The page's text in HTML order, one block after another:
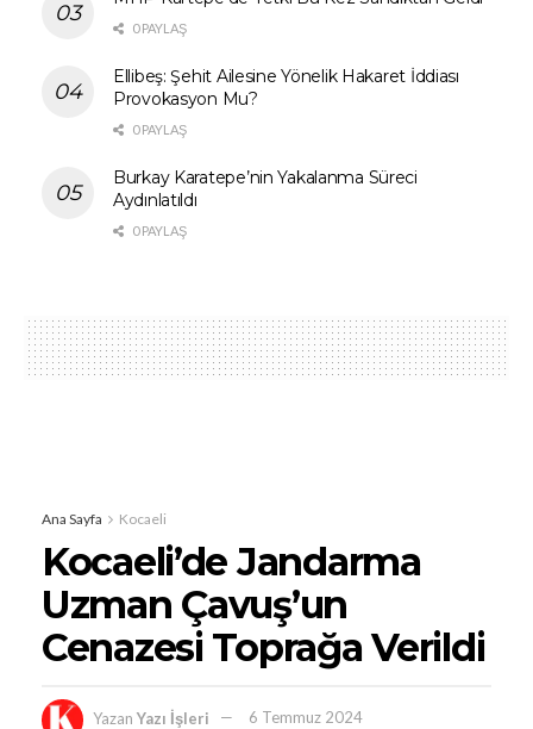
0 PAYLAŞ
Ellibeş: Şehit Ailesine Yönelik Hakaret İddiası
Provokasyon Mu?
0 PAYLAŞ
Burkay Karatepe’nin Yakalanma Süreci
Aydınlatıldı
0 PAYLAŞ
Ana Sayfa Kocaeli
Kocaeli’de Jandarma
Uzman Çavuş’un
Cenazesi Toprağa Verildi
Yazan Yazı İşleri
6 Temmuz 2024